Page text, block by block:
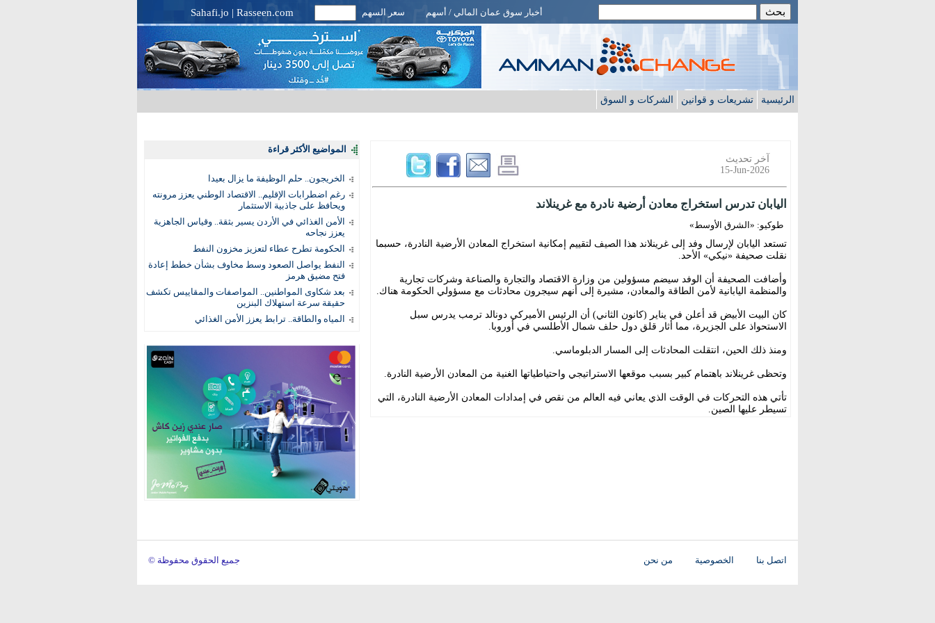
أخبار سوق عمان المالي / أسهم سعر السهم Sahafi.jo | Rasseen.com
الرئيسية تشريعات و قوانين الشركات و السوق
المواضيع الأكثر قراءة
الخريجون.. حلم الوظيفة ما يزال بعيدا
رغم اضطرابات الإقليم.. الاقتصاد الوطني يعزز مرونته
ويحافظ على جاذبية الاستثمار
الأمن الغذائي في الأردن يسير بثقة.. وقياس الجاهزية
يعزز نجاحه
الحكومة تطرح عطاء لتعزيز مخزون النفط
النفط يواصل الصعود وسط مخاوف بشأن خطط إعادة
فتح مضيق هرمز
بعد شكاوى المواطنين.. المواصفات والمقاييس تكشف
حقيقة سرعة استهلاك البنزين
المياه والطاقة.. ترابط يعزز الأمن الغذائي
آخر تحديث
15-Jun-2026
اليابان تدرس استخراج معادن أرضية نادرة مع غرينلاند
طوكيو: «الشرق الأوسط»
تستعد اليابان لإرسال وفد إلى غرينلاند هذا الصيف لتقييم إمكانية استخراج المعادن الأرضية النادرة، حسبما
نقلت صحيفة «نيكي» الأحد.
وأضافت الصحيفة أن الوفد سيضم مسؤولين من وزارة الاقتصاد والتجارة والصناعة وشركات تجارية
والمنظمة اليابانية لأمن الطاقة والمعادن، مشيرة إلى أنهم سيجرون محادثات مع مسؤولي الحكومة هناك.
كان البيت الأبيض قد أعلن في يناير (كانون الثاني) أن الرئيس الأميركي دونالد ترمب يدرس سبل
الاستحواذ على الجزيرة، مما أثار قلق دول حلف شمال الأطلسي في أوروبا.
ومنذ ذلك الحين، انتقلت المحادثات إلى المسار الدبلوماسي.
وتحظى غرينلاند باهتمام كبير بسبب موقعها الاستراتيجي واحتياطياتها الغنية من المعادن الأرضية النادرة.
تأتي هذه التحركات في الوقت الذي يعاني فيه العالم من نقص في إمدادات المعادن الأرضية النادرة، التي
تسيطر عليها الصين.
اتصل بنا الخصوصية من نحن © جميع الحقوق محفوظة